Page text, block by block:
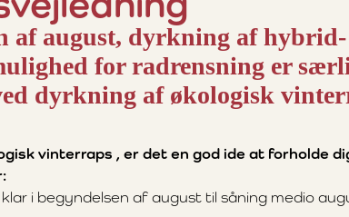
af august, dyrkning af
for radrensning er
dyrkning af økologisk
vinterraps , er det en god ide at forholde
i begyndelsen af august til såning medio